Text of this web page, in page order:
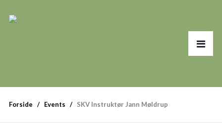
Forside Events SKV Instruktør Jann Møldrup